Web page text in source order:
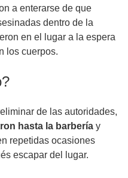
a enterarse de que
dentro de la
en el lugar a la espera
los cuerpos.
de las autoridades,
hasta la barbería y
repetidas ocasiones
escapar del lugar.